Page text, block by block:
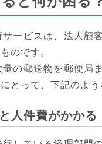
ービスは、法人顧
のです。
の郵送物を郵便局
とって、下記のよう
人件費がかかる